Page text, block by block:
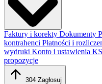
Faktury i korekty Dokumenty
kontrahenci Płatności i
wydruki Konto i ustawienia
propozycje
304 Zagłosuj